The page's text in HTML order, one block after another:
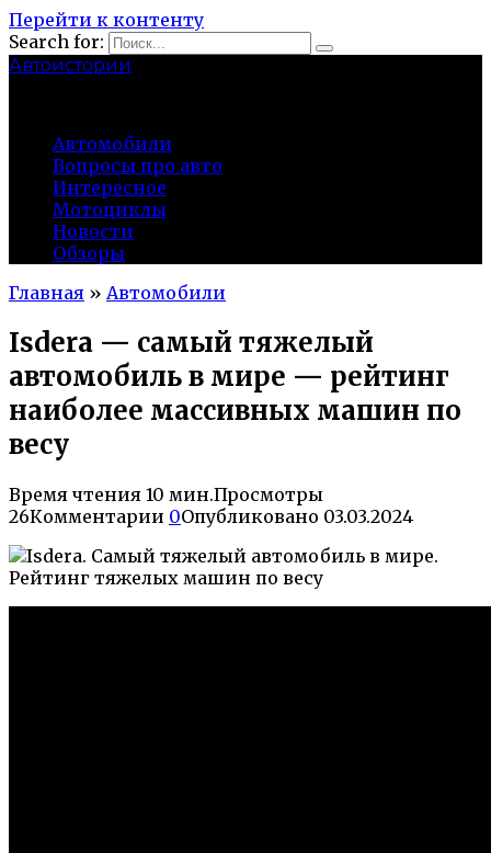
Перейти к контенту
Search for:
Автоистории
Автомобили
Вопросы про авто
Интересное
Мотоциклы
Новости
Обзоры
Главная » Автомобили
Isdera — самый тяжелый
автомобиль в мире — рейтинг
наиболее массивных машин по
весу
Время чтения 10 мин.Просмотры
26Комментарии 0Опубликовано 03.03.2024